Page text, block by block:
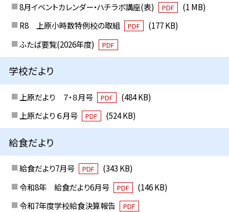
8月イベントカレンダー・ハチラボ講座(表)
PDF
(1 MB)
R8 上原小時数特例校の取組
PDF
(177 KB)
ふたば要覧(2026年度)
PDF
学校だより
上原だより ７・８月号 PDF
(484 KB)
上原だより ６月号
PDF (524 KB)
給食だより
給食だより7月号 PDF
(343 KB)
令和8年 給食だより6月号
PDF
(146 KB)
令和7年度学校給食決算報告
PDF